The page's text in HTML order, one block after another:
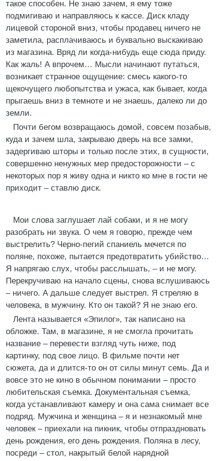
такое способен. Не знаю зачем, я ему тоже
подмигиваю и направляюсь к кассе. Диск кладу
лицевой стороной вниз, чтобы продавец ничего не
заметила, расплачиваюсь и буквально выскакиваю
из магазина. Вряд ли когда-нибудь еще сюда приду.
Как жаль! А впрочем… Мысли начинают путаться,
возникает странное ощущение: смесь какого-то
щекочущего любопытства и ужаса, как бывает, когда
прыгаешь вниз в темноте и не знаешь, далеко ли до
земли.
Почти бегом возвращаюсь домой, совсем позабыв,
куда и зачем шла, закрываю дверь на все замки,
задергиваю шторы и только после этих, в сущности,
совершенно ненужных мер предосторожности – с
некоторых пор я живу одна и никто ко мне в гости не
приходит – ставлю диск.
Мои слова заглушает лай собаки, и я не могу
разобрать ни звука. О чем я говорю, прежде чем
выстрелить? Черно-пегий спаниель мечется по
поляне, похоже, пытается предотвратить убийство…
Я напрягаю слух, чтобы расслышать, – и не могу.
Перекручиваю на начало сцены, снова вслушиваюсь
– ничего. А дальше следует выстрел. Я стреляю в
человека, в мужчину. Кто он такой? Я не знаю его.
Лента называется «Эпилог», так написано на
обложке. Там, в магазине, я не смогла прочитать
название – перевести взгляд чуть ниже, под
картинку, под свое лицо. В фильме почти нет
сюжета, да и длится-то он от силы минут семь. Да и
вовсе это не кино в обычном понимании – просто
любительская съемка. Документальная съемка,
когда устанавливают камеру и она сама снимает все
подряд. Мужчина и женщина – я и незнакомый мне
человек – приехали на пикник, чтобы отпраздновать
день рождения, его день рождения. Поляна в лесу,
посреди – стол, накрытый белой нарядной